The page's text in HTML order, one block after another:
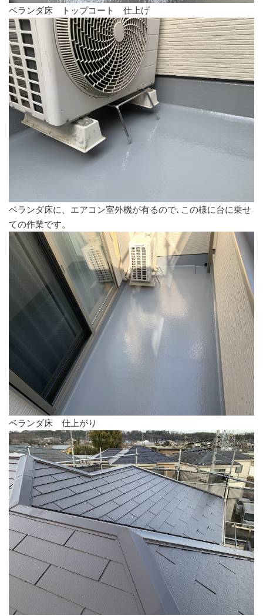
ベランダ床 トップコート 仕上げ
ベランダ床に、エアコン室外機が有るので､この様に台に乗せ
ての作業です。
ベランダ床 仕上がり